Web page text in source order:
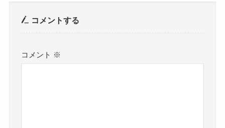
コメントする
コメント ※